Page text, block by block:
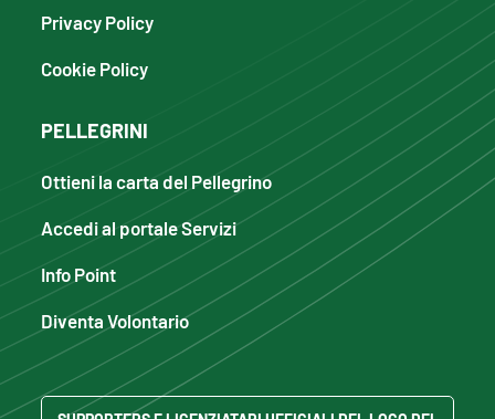
Privacy Policy
Cookie Policy
PELLEGRINI
Ottieni la carta del Pellegrino
Accedi al portale Servizi
Info Point
Diventa Volontario